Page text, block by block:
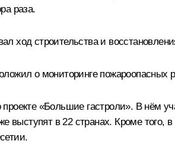
раза.
ход строительства и
о мониторинге
«Большие гастроли». В нём
выступят в 22 странах. Кроме